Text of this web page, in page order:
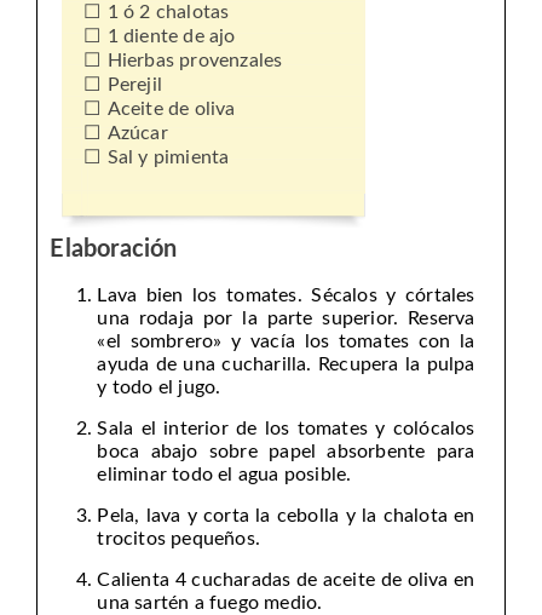
1 ó 2 chalotas
1 diente de ajo
Hierbas provenzales
Perejil
Aceite de oliva
Azúcar
Sal y pimienta
Elaboración
Lava bien los tomates. Sécalos y córtales
una rodaja por la parte superior. Reserva
«el sombrero» y vacía los tomates con la
ayuda de una cucharilla. Recupera la pulpa
y todo el jugo.
Sala el interior de los tomates y colócalos
boca abajo sobre papel absorbente para
eliminar todo el agua posible.
Pela, lava y corta la cebolla y la chalota en
trocitos pequeños.
Calienta 4 cucharadas de aceite de oliva en
una sartén a fuego medio.